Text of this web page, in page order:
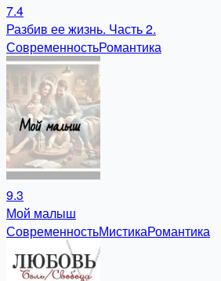
7.4
Разбив ее жизнь. Часть 2.
СовременностьРомантика
9.3
Мой малыш
СовременностьМистикаРомантика